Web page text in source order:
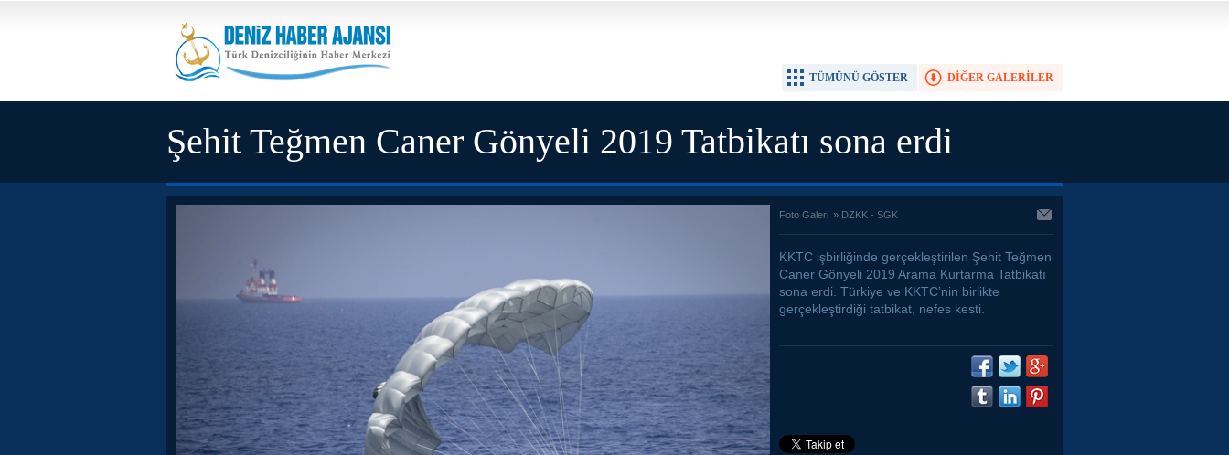
DİĞER GALERİLER
TÜMÜNÜ GÖSTER
Şehit Teğmen Caner Gönyeli 2019 Tatbikatı sona erdi
Foto Galeri » DZKK - SGK
KKTC işbirliğinde gerçekleştirilen Şehit Teğmen
Caner Gönyeli 2019 Arama Kurtarma Tatbikatı
sona erdi. Türkiye ve KKTC’nin birlikte
gerçekleştirdiği tatbikat, nefes kesti.